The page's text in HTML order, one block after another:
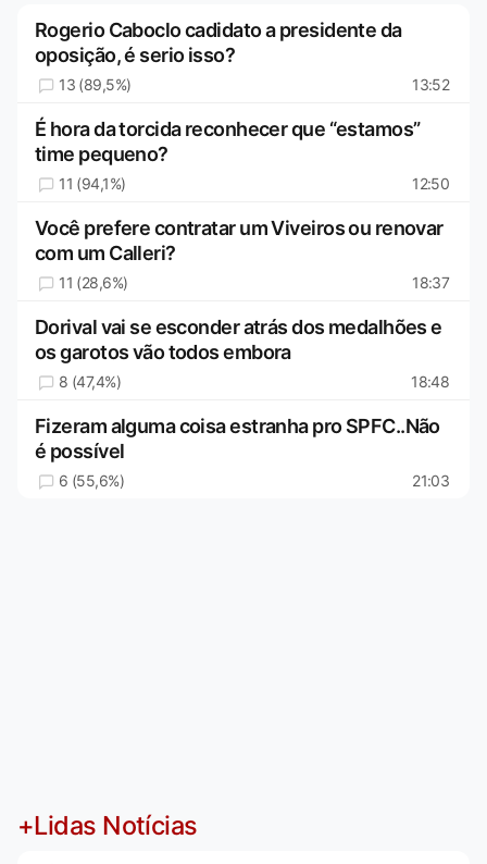
Rogerio Caboclo cadidato a presidente da
oposição, é serio isso?
13 (89,5%) 13:52
É hora da torcida reconhecer que “estamos”
time pequeno?
11 (94,1%) 12:50
Você prefere contratar um Viveiros ou renovar
com um Calleri?
11 (28,6%) 18:37
Dorival vai se esconder atrás dos medalhões e
os garotos vão todos embora
8 (47,4%) 18:48
Fizeram alguma coisa estranha pro SPFC..Não
é possível
6 (55,6%) 21:03
+Lidas Notícias